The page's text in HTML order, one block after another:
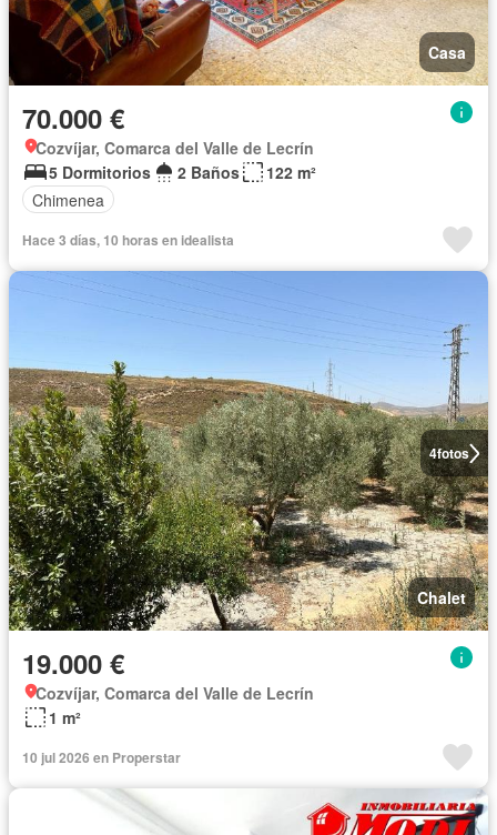
Casa
70.000 €
Cozvíjar, Comarca del Valle de Lecrín
5 Dormitorios
2 Baños
122 m²
Chimenea
Hace 3 días, 10 horas en idealista
4fotos
Chalet
19.000 €
Cozvíjar, Comarca del Valle de Lecrín
1 m²
10 jul 2026 en Properstar